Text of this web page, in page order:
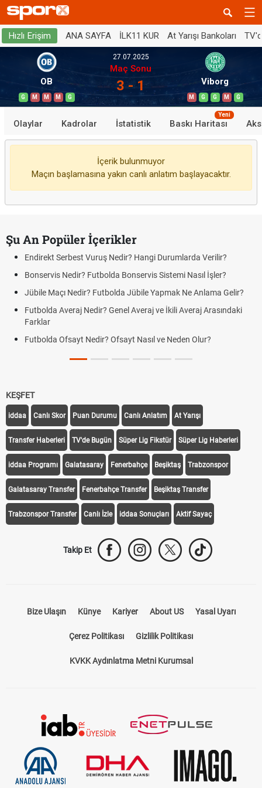
Hızlı Erişim ANA SAYFA İLK11 KUR At Yarışı Bankoları
OB
G M M M G
27.07.2025
Maç Sonu
3 - 1 Viborg
M G G M G
Olaylar Kadrolar İstatistik Baskı Haritası
Yeni
İçerik bulunmuyor
Maçın başlamasına yakın canlı anlatım başlayacaktır.
Şu An Popüler İçerikler
Endirekt Serbest Vuruş Nedir? Hangi Durumlarda Verilir?
Bonservis Nedir? Futbolda Bonservis Sistemi Nasıl İşler?
Jübile Maçı Nedir? Futbolda Jübile Yapmak Ne Anlama Gelir?
Futbolda Averaj Nedir? Genel Averaj ve İkili Averaj Arasındaki
Farklar
Futbolda Ofsayt Nedir? Ofsayt Nasıl ve Neden Olur?
KEŞFET
iddaa Canlı Skor Puan Durumu Canlı Anlatım At Yarışı
Transfer Haberleri TV'de Bugün Süper Lig Fikstür Süper Lig Haberleri
iddaa Programı Galatasaray Fenerbahçe Beşiktaş Trabzonspor
Galatasaray Transfer Fenerbahçe Transfer Beşiktaş Transfer
Trabzonspor Transfer Canlı İzle iddaa Sonuçları Aktif Sayaç
Takip Et
Bize Ulaşın Künye Kariyer About US Yasal Uyarı
Çerez Politikası Gizlilik Politikası
KVKK Aydınlatma Metni Kurumsal